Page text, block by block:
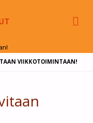
VIIKKOTOIMINTAAN!